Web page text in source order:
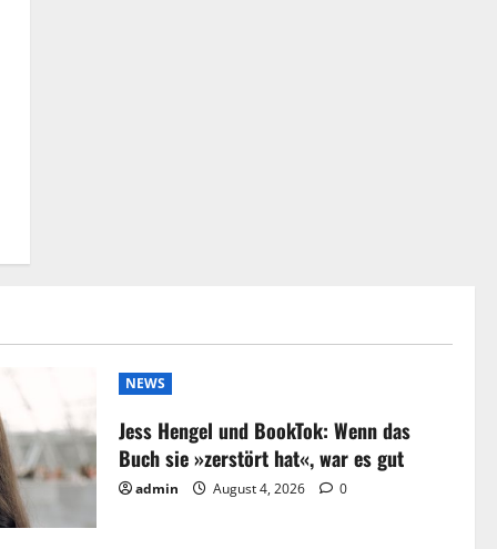
NEWS
Jess Hengel und BookTok: Wenn das
Buch sie »zerstört hat«, war es gut
admin August 4, 2026 0